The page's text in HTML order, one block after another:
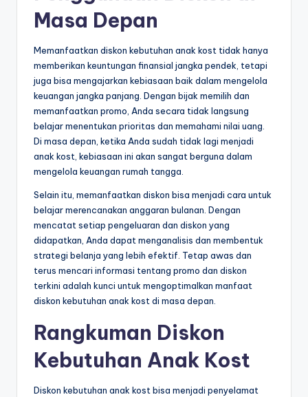
Masa Depan
Memanfaatkan diskon kebutuhan anak kost tidak hanya
memberikan keuntungan finansial jangka pendek, tetapi
juga bisa mengajarkan kebiasaan baik dalam mengelola
keuangan jangka panjang. Dengan bijak memilih dan
memanfaatkan promo, Anda secara tidak langsung
belajar menentukan prioritas dan memahami nilai uang.
Di masa depan, ketika Anda sudah tidak lagi menjadi
anak kost, kebiasaan ini akan sangat berguna dalam
mengelola keuangan rumah tangga.
Selain itu, memanfaatkan diskon bisa menjadi cara untuk
belajar merencanakan anggaran bulanan. Dengan
mencatat setiap pengeluaran dan diskon yang
didapatkan, Anda dapat menganalisis dan membentuk
strategi belanja yang lebih efektif. Tetap awas dan
terus mencari informasi tentang promo dan diskon
terkini adalah kunci untuk mengoptimalkan manfaat
diskon kebutuhan anak kost di masa depan.
Rangkuman Diskon
Kebutuhan Anak Kost
Diskon kebutuhan anak kost bisa menjadi penyelamat